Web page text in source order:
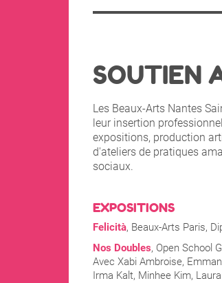
SOUTIEN
Les Beaux-Arts Nantes
leur insertion
expositions, production
d'ateliers de pratiques
sociaux.
EXPOSITIONS
Felicità, Beaux-Arts Paris,
Nos Doubles, Open School
Avec Xabi Ambroise,
Irma Kalt, Minhee Kim,